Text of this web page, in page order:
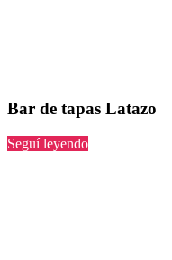
Bar de tapas Latazo
Seguí leyendo“Latazo”